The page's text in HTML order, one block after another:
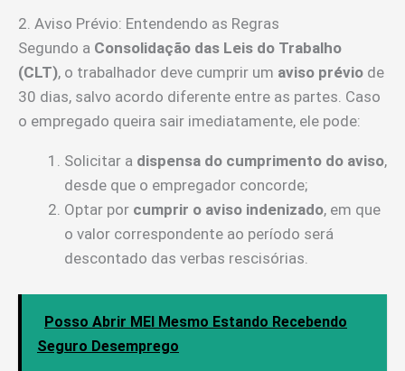
2. Aviso Prévio: Entendendo as Regras
Segundo a Consolidação das Leis do Trabalho
(CLT), o trabalhador deve cumprir um aviso prévio de
30 dias, salvo acordo diferente entre as partes. Caso
o empregado queira sair imediatamente, ele pode:
Solicitar a dispensa do cumprimento do aviso,
desde que o empregador concorde;
Optar por cumprir o aviso indenizado, em que
o valor correspondente ao período será
descontado das verbas rescisórias.
Posso Abrir MEI Mesmo Estando Recebendo
Seguro Desemprego